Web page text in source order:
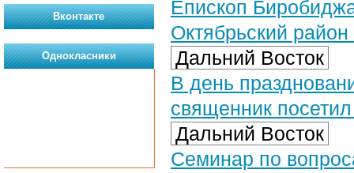
Епископ
Октябрьский
Дальний Восток
В день
священник
Дальний Восток
Семинар по
Вконтакте
Однокласники